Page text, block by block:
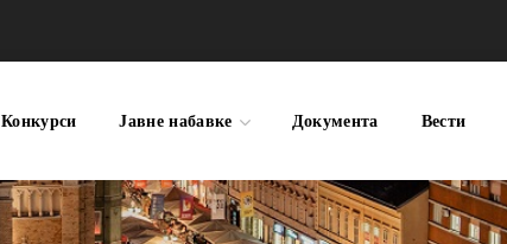
Конкурси Јавне набавке Документа Вести